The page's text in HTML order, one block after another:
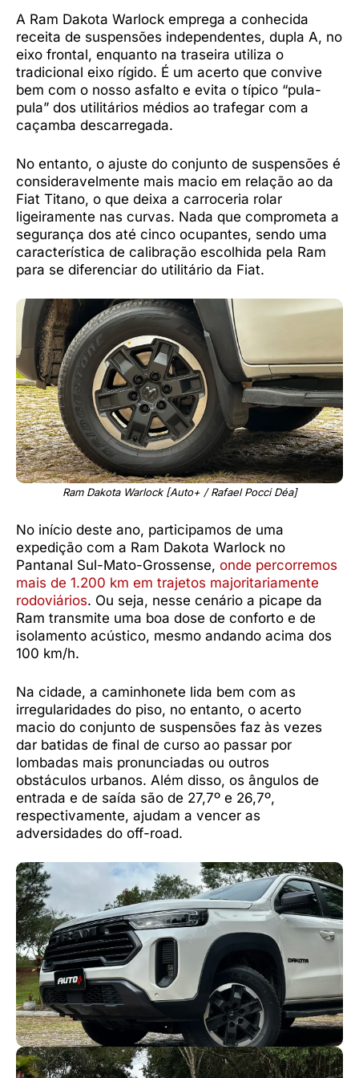
A Ram Dakota Warlock emprega a conhecida
receita de suspensões independentes, dupla A, no
eixo frontal, enquanto na traseira utiliza o
tradicional eixo rígido. É um acerto que convive
bem com o nosso asfalto e evita o típico “pula-
pula” dos utilitários médios ao trafegar com a
caçamba descarregada.
No entanto, o ajuste do conjunto de suspensões é
consideravelmente mais macio em relação ao da
Fiat Titano, o que deixa a carroceria rolar
ligeiramente nas curvas. Nada que comprometa a
segurança dos até cinco ocupantes, sendo uma
característica de calibração escolhida pela Ram
para se diferenciar do utilitário da Fiat.
Ram Dakota Warlock [Auto+ / Rafael Pocci Déa]
No início deste ano, participamos de uma
expedição com a Ram Dakota Warlock no
Pantanal Sul-Mato-Grossense, onde percorremos
mais de 1.200 km em trajetos majoritariamente
rodoviários. Ou seja, nesse cenário a picape da
Ram transmite uma boa dose de conforto e de
isolamento acústico, mesmo andando acima dos
100 km/h.
Na cidade, a caminhonete lida bem com as
irregularidades do piso, no entanto, o acerto
macio do conjunto de suspensões faz às vezes
dar batidas de final de curso ao passar por
lombadas mais pronunciadas ou outros
obstáculos urbanos. Além disso, os ângulos de
entrada e de saída são de 27,7º e 26,7º,
respectivamente, ajudam a vencer as
adversidades do off-road.